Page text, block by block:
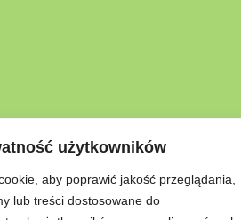
użytkowników
aby poprawić jakość przeglądania,
lub treści dostosowane do